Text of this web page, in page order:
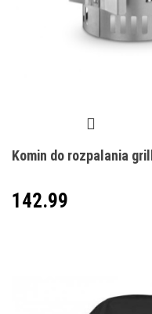
Komin do rozpalania
142.99